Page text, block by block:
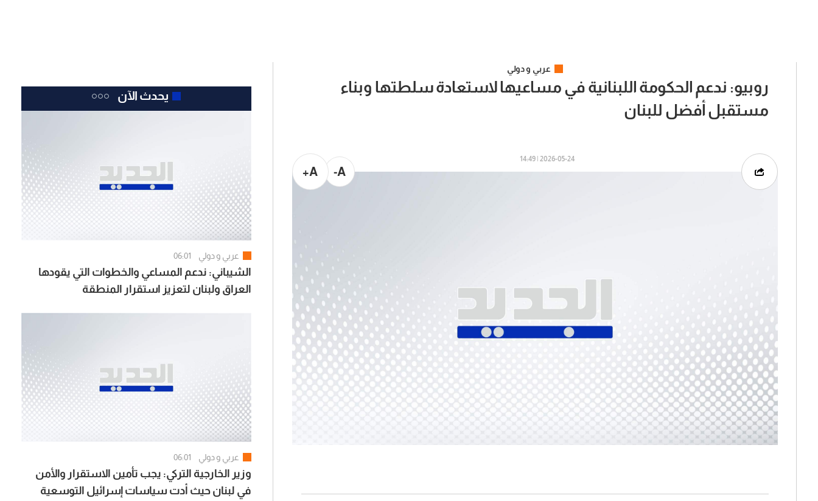
عربي و دولي
روبيو: ندعم الحكومة اللبنانية في مساعيها لاستعادة سلطتها وبناء
مستقبل أفضل للبنان
2026-05-24 | 14:49
A-
A+
يحدث الآن
عربي و دولي 06:01
الشيباني: ندعم المساعي والخطوات التي يقودها
العراق ولبنان لتعزيز استقرار المنطقة
عربي و دولي 06:01
وزير الخارجية التركي: يجب تأمين الاستقرار والأمن
في لبنان حيث أدت سياسات إسرائيل التوسعية